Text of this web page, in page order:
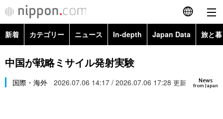
English
繁體字
新着 カテゴリー ニュース In-depth Japan Data 旅と
政治・外交
経済・ビジネス Images
中国が戦略ミサイル発射実験
News
from Japan
国際・海外 2026.07.06 14:17 / 2026.07.06 17:28 更新